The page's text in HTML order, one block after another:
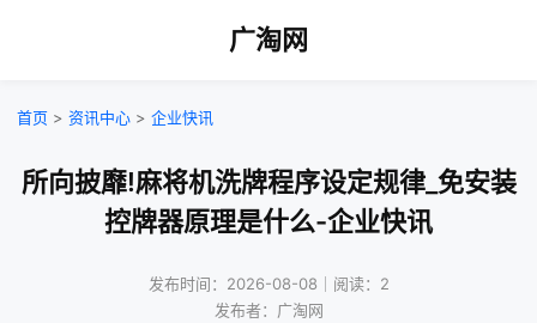
广淘网
首页 > 资讯中心 > 企业快讯
所向披靡!麻将机洗牌程序设定规律_免安装
控牌器原理是什么-企业快讯
发布时间：2026-08-08｜阅读：2
发布者：广淘网